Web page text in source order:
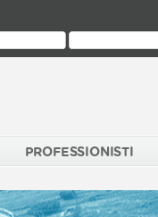
PROFESSIONISTI